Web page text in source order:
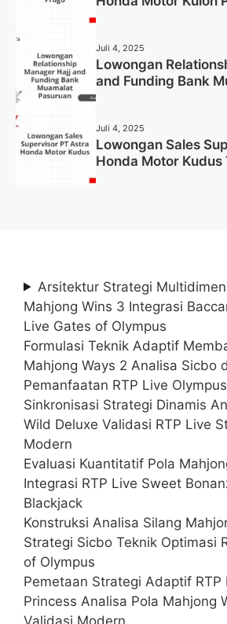
Juli 4, 2025
Lowongan
and Funding Bank
Juli 4, 2025
Lowongan Sales
Honda Motor Kudus
Arsitektur Strategi
Mahjong Wins 3 Integrasi
Live Gates of Olympus
Formulasi Teknik Adaptif
Mahjong Ways 2 Analisa Sicbo
Pemanfaatan RTP Live Olympus
Sinkronisasi Strategi Dinamis
Wild Deluxe Validasi RTP Live
Modern
Evaluasi Kuantitatif Pola
Integrasi RTP Live Sweet
Blackjack
Konstruksi Analisa Silang
Strategi Sicbo Teknik Optimasi
of Olympus
Pemetaan Strategi Adaptif RTP
Princess Analisa Pola Mahjong
Validasi Modern